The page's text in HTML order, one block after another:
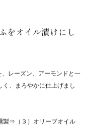
をオイル漬けにし
レーズン、アーモンドと一
、まろやかに仕上げまし
製⇒（３）オリーブオイル